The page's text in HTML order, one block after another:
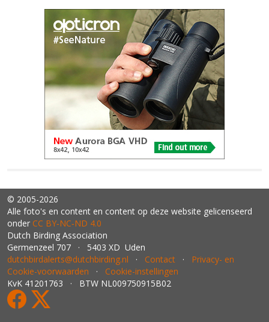
© 2005-2026
Alle foto's en content en content op deze website gelicenseerd
onder CC BY‑NC‑ND 4.0
Dutch Birding Association
Germenzeel 707 · 5403 XD Uden
dutchbirdalerts@dutchbirding.nl · Contact · Privacy- en
Cookie-voorwaarden · Cookie-instellingen
KvK 41201763 · BTW NL009750915B02